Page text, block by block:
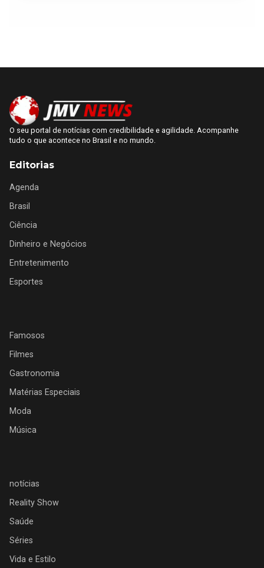
O seu portal de notícias com credibilidade e agilidade. Acompanhe
tudo o que acontece no Brasil e no mundo.
Editorias
Agenda
Brasil
Ciência
Dinheiro e Negócios
Entretenimento
Esportes
Famosos
Filmes
Gastronomia
Matérias Especiais
Moda
Música
notícias
Reality Show
Saúde
Séries
Vida e Estilo